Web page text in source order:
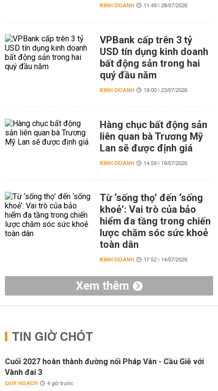
KINH DOANH 11:49 | 28/07/2026
VPBank cấp trên 3 tỷ
USD tín dụng kinh doanh
bất động sản trong hai
quý đầu năm
KINH DOANH 19:00 | 23/07/2026
Hàng chục bất động sản
liên quan bà Trương Mỹ
Lan sẽ được định giá
KINH DOANH 14:59 | 19/07/2026
Từ ‘sống thọ’ đến ‘sống
khoẻ’: Vai trò của bảo
hiểm đa tầng trong chiến
lược chăm sóc sức khoẻ
toàn dân
KINH DOANH 17:52 | 14/07/2026
Xem thêm
TIN GIỜ CHÓT
Cuối 2027 hoàn thành đường nối Pháp Vân - Cầu Giẽ với
Vành đai 3
QUY HOẠCH 4 giờ trước